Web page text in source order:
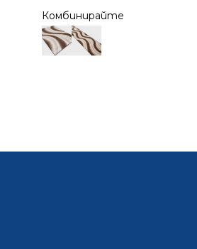
Комбинирайте